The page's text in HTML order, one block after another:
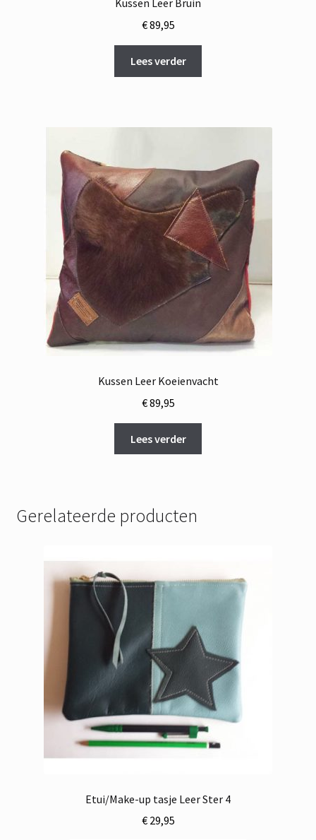
Kussen Leer Bruin
€89,95
Lees verder
Kussen Leer Koeienvacht
€89,95
Lees verder
Gerelateerde producten
Etui/Make-up tasje Leer Ster 4
€29,95